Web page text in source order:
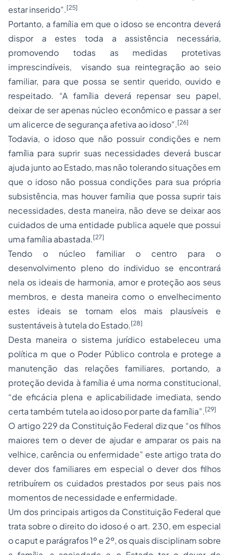
estar inserido”. [25]
Portanto, a família em que o idoso se encontra deverá
dispor a estes toda a assistência necessária,
promovendo todas as medidas protetivas
imprescindíveis, visando sua reintegração ao seio
familiar, para que possa se sentir querido, ouvido e
respeitado. “A família deverá repensar seu papel,
deixar de ser apenas núcleo econômico e passar a ser
um alicerce de segurança afetiva ao idoso”. [26]
Todavia, o idoso que não possuir condições e nem
família para suprir suas necessidades deverá buscar
ajuda junto ao Estado, mas não tolerando situações em
que o idoso não possua condições para sua própria
subsistência, mas houver família que possa suprir tais
necessidades, desta maneira, não deve se deixar aos
cuidados de uma entidade publica aquele que possui
uma família abastada. [27]
Tendo o núcleo familiar o centro para o
desenvolvimento pleno do individuo se encontrará
nela os ideais de harmonia, amor e proteção aos seus
membros, e desta maneira como o envelhecimento
estes ideais se tornam elos mais plausíveis e
sustentáveis à tutela do Estado. [28]
Desta maneira o sistema jurídico estabeleceu uma
política m que o Poder Público controla e protege a
manutenção das relações familiares, portando, a
proteção devida à família é uma norma constitucional,
“de eficácia plena e aplicabilidade imediata, sendo
certa também tutela ao idoso por parte da família”. [29]
O artigo 229 da Constituição Federal diz que “os filhos
maiores tem o dever de ajudar e amparar os pais na
velhice, carência ou enfermidade” este artigo trata do
dever dos familiares em especial o dever dos filhos
retribuírem os cuidados prestados por seus pais nos
momentos de necessidade e enfermidade.
Um dos principais artigos da Constituição Federal que
trata sobre o direito do idoso é o art. 230, em especial
o caput e parágrafos 1º e 2º, os quais disciplinam sobre